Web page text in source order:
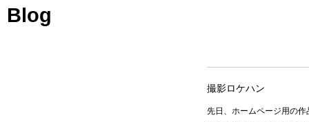
Blog
撮影ロケハン
先日、ホームページ用の